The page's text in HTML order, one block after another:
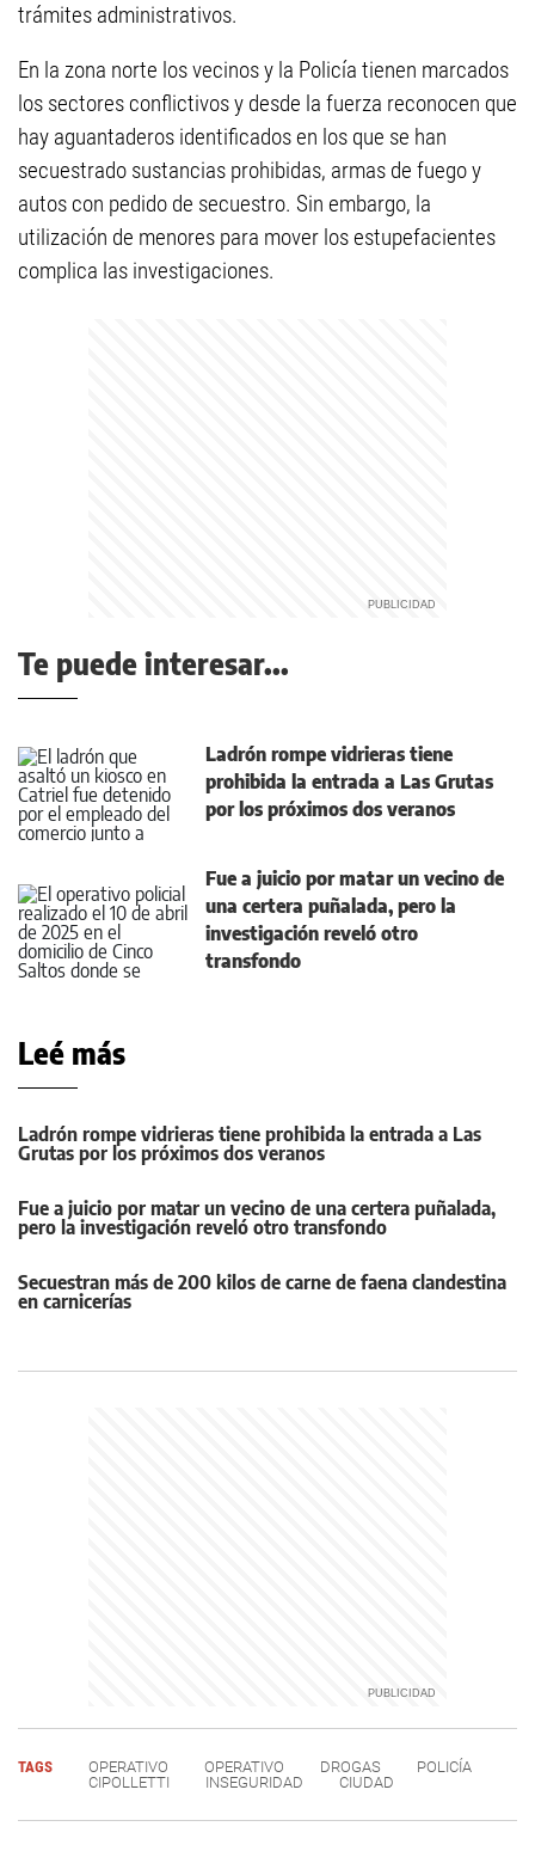
trámites administrativos.
En la zona norte los vecinos y la Policía tienen marcados
los sectores conflictivos y desde la fuerza reconocen que
hay aguantaderos identificados en los que se han
secuestrado sustancias prohibidas, armas de fuego y
autos con pedido de secuestro. Sin embargo, la
utilización de menores para mover los estupefacientes
complica las investigaciones.
Te puede interesar...
Ladrón rompe vidrieras tiene
prohibida la entrada a Las Grutas
por los próximos dos veranos
Fue a juicio por matar un vecino de
una certera puñalada, pero la
investigación reveló otro
transfondo
Leé más
Ladrón rompe vidrieras tiene prohibida la entrada a Las
Grutas por los próximos dos veranos
Fue a juicio por matar un vecino de una certera puñalada,
pero la investigación reveló otro transfondo
Secuestran más de 200 kilos de carne de faena clandestina
en carnicerías
TAGS OPERATIVO OPERATIVO DROGAS
POLICÍA
CIPOLLETTI
INSEGURIDAD CIUDAD